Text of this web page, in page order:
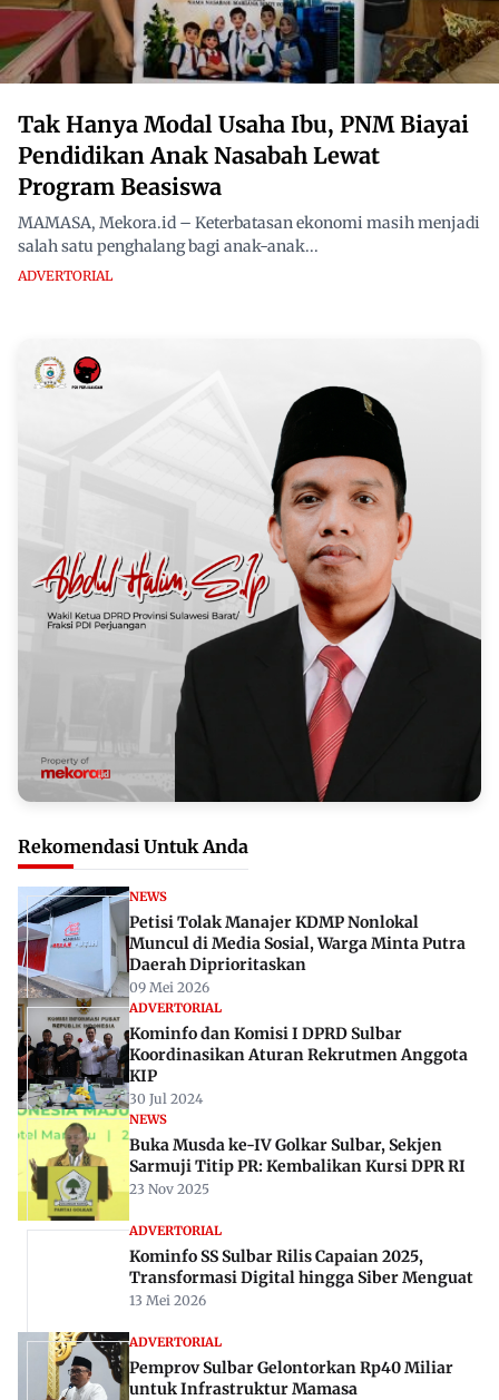
Tak Hanya Modal Usaha Ibu, PNM Biayai
Pendidikan Anak Nasabah Lewat
Program Beasiswa
MAMASA, Mekora.id – Keterbatasan ekonomi masih menjadi
salah satu penghalang bagi anak-anak...
ADVERTORIAL
Rekomendasi Untuk Anda
NEWS
Petisi Tolak Manajer KDMP Nonlokal
Muncul di Media Sosial, Warga Minta Putra
Daerah Diprioritaskan
09 Mei 2026
ADVERTORIAL
Kominfo dan Komisi I DPRD Sulbar
Koordinasikan Aturan Rekrutmen Anggota
KIP
30 Jul 2024
NEWS
Buka Musda ke-IV Golkar Sulbar, Sekjen
Sarmuji Titip PR: Kembalikan Kursi DPR RI
23 Nov 2025
ADVERTORIAL
Kominfo SS Sulbar Rilis Capaian 2025,
Transformasi Digital hingga Siber Menguat
13 Mei 2026
ADVERTORIAL
Pemprov Sulbar Gelontorkan Rp40 Miliar
untuk Infrastruktur Mamasa